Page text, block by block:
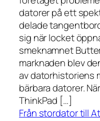
datorer på ett
delade
sig när locket
smeknamnet
marknaden blev
av datorhistoriens
bärbara datorer.
ThinkPad […]
Från stordator till